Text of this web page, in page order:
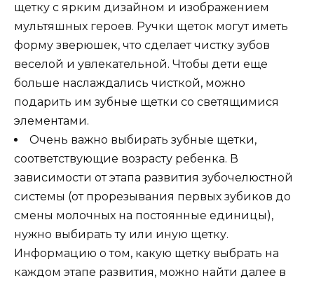
щетку с ярким дизайном и изображением
мультяшных героев. Ручки щеток могут иметь
форму зверюшек, что сделает чистку зубов
веселой и увлекательной. Чтобы дети еще
больше наслаждались чисткой, можно
подарить им зубные щетки со светящимися
элементами.
Очень важно выбирать зубные щетки,
соответствующие возрасту ребенка. В
зависимости от этапа развития зубочелюстной
системы (от прорезывания первых зубиков до
смены молочных на постоянные единицы),
нужно выбирать ту или иную щетку.
Информацию о том, какую щетку выбрать на
каждом этапе развития, можно найти далее в